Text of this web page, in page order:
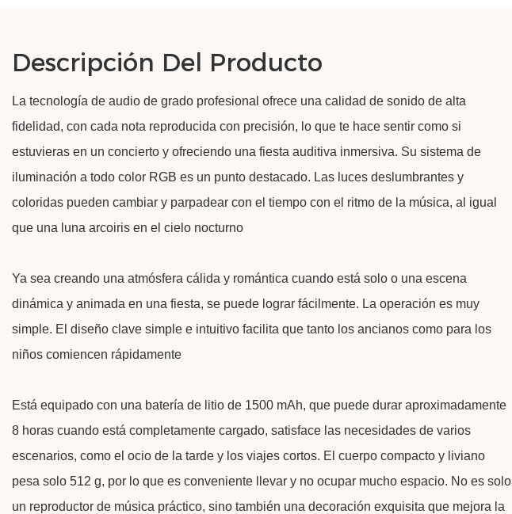
Descripción Del Producto
La tecnología de audio de grado profesional ofrece una calidad de sonido de alta
fidelidad, con cada nota reproducida con precisión, lo que te hace sentir como si
estuvieras en un concierto y ofreciendo una fiesta auditiva inmersiva. Su sistema de
iluminación a todo color RGB es un punto destacado. Las luces deslumbrantes y
coloridas pueden cambiar y parpadear con el tiempo con el ritmo de la música, al igual
que una luna arcoiris en el cielo nocturno
Ya sea creando una atmósfera cálida y romántica cuando está solo o una escena
dinámica y animada en una fiesta, se puede lograr fácilmente. La operación es muy
simple. El diseño clave simple e intuitivo facilita que tanto los ancianos como para los
niños comiencen rápidamente
Está equipado con una batería de litio de 1500 mAh, que puede durar aproximadamente
8 horas cuando está completamente cargado, satisface las necesidades de varios
escenarios, como el ocio de la tarde y los viajes cortos. El cuerpo compacto y liviano
pesa solo 512 g, por lo que es conveniente llevar y no ocupar mucho espacio. No es solo
un reproductor de música práctico, sino también una decoración exquisita que mejora la